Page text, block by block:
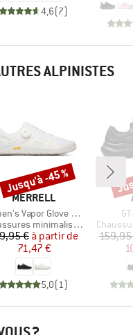
4,6(7)
ALPINISTES
MARQUE
MERRELL
Vapor Glove 6 Boa
groupminimalistes
Prix
€ Prix réduit
à partir de
71,47 €
5,0(1)
Remise
Jusqu'à -45 %
Product